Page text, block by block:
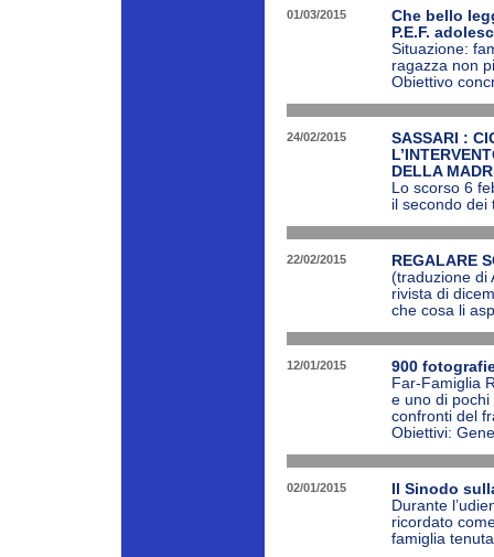
01/03/2015
Che bello
P.E.F.
Situazione:
ragazza non
Obiettivo
24/02/2015
SASSARI :
DELLA
Lo scorso 6
il secondo dei
22/02/2015
REGALARE
(traduzione di
rivista di
che cosa li
12/01/2015
900
Far-Famiglia
e uno di
confronti del
Obiettivi:
02/01/2015
Il Sinodo
Durante
ricordato
famiglia